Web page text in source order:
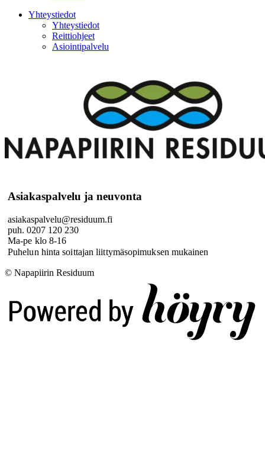
Yhteystiedot
Yhteystiedot
Reittiohjeet
Asiointipalvelu
Asiakaspalvelu ja neuvonta
asiakaspalvelu@residuum.fi
puh. 0207 120 230
Ma-pe klo 8-16
Puhelun hinta soittajan liittymäsopimuksen mukainen
© Napapiirin Residuum